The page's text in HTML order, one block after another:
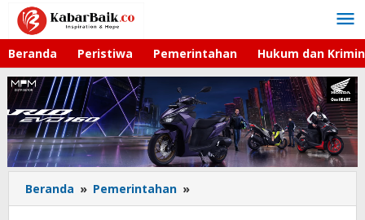
Lewati
konten
Beranda Peristiwa Pemerintahan Hukum dan
Beranda » Pemerintahan »
Halim